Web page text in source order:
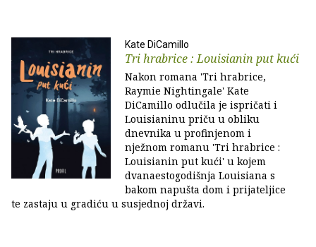
Kate DiCamillo
Tri hrabrice : Louisianin put kući
Nakon romana 'Tri hrabrice,
Raymie Nightingale' Kate
DiCamillo odlučila je ispričati i
Louisianinu priču u obliku
dnevnika u profinjenom i
nježnom romanu 'Tri hrabrice :
Louisianin put kući' u kojem
dvanaestogodišnja Louisiana s
bakom napušta dom i prijateljice
te zastaju u gradiću u susjednoj državi.